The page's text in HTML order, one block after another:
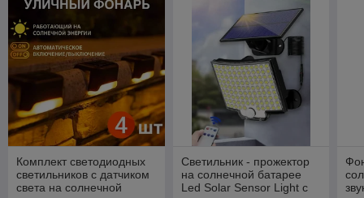
Комплект светодиодных
светильников с датчиком
света на солнечной
Светильник - прожектор
на солнечной батарее
Led Solar Sensor Light с